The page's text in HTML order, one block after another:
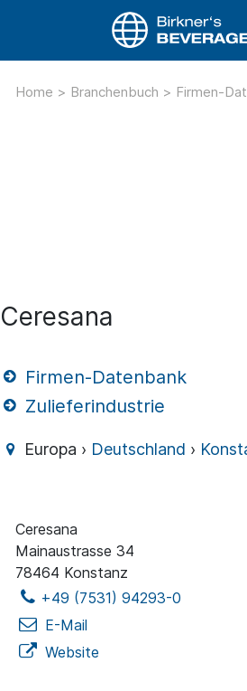
Home > Branchenbuch > Firmen-
Ceresana
Firmen-Datenbank
Zulieferindustrie
Europa › Deutschland ›
Ceresana
Mainaustrasse 34
78464 Konstanz
+49 (7531) 94293-0
E-Mail
Website